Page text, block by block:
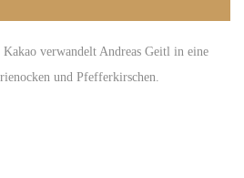
Kakao verwandelt Andreas Geitl in eine
und Pfefferkirschen.